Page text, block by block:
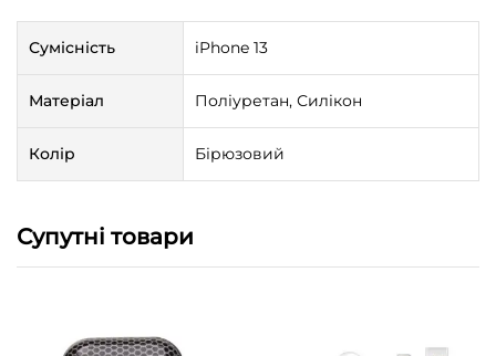
Сумісність iPhone 13
Матеріал Поліуретан, Силікон
Колір Бірюзовий
Супутні товари